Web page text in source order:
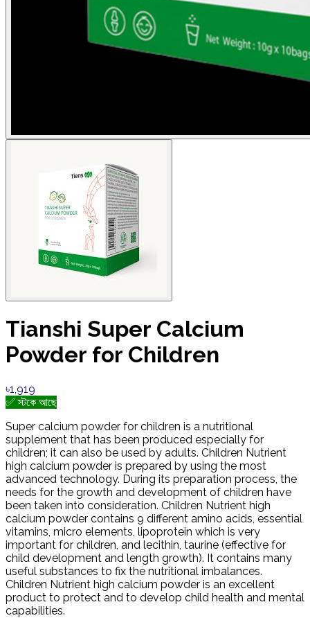
Tianshi Super Calcium
Powder for Children
৳1,919
✅ স্টকে আছে
Super calcium powder for children is a nutritional
supplement that has been produced especially for
children; it can also be used by adults. Children Nutrient
high calcium powder is prepared by using the most
advanced technology. During its preparation process, the
needs for the growth and development of children have
been taken into consideration. Children Nutrient high
calcium powder contains 9 different amino acids, essential
vitamins, micro elements, lipoprotein which is very
important for children, and lecithin, taurine (effective for
child development and length growth). It contains many
useful substances to fix the nutritional imbalances.
Children Nutrient high calcium powder is an excellent
product to protect and to develop child health and mental
capabilities.